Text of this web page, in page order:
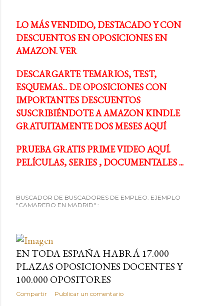
LO MÁS VENDIDO, DESTACADO Y CON
DESCUENTOS EN OPOSICIONES EN
AMAZON. VER
DESCARGARTE TEMARIOS, TEST,
ESQUEMAS... DE OPOSICIONES CON
IMPORTANTES DESCUENTOS
SUSCRIBIÉNDOTE A AMAZON KINDLE
GRATUITAMENTE DOS MESES AQUÍ
PRUEBA GRATIS PRIME VIDEO AQUÍ.
PELÍCULAS, SERIES , DOCUMENTALES ...
BUSCADOR DE BUSCADORES DE EMPLEO. EJEMPLO
"CAMARERO EN MADRID" :
EN TODA ESPAÑA HABRÁ 17.000
PLAZAS OPOSICIONES DOCENTES Y
100.000 OPOSITORES
Compartir Publicar un comentario